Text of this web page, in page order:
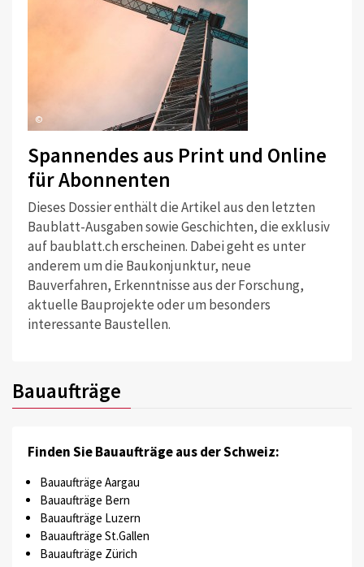
©
Spannendes aus Print und Online
für Abonnenten
Dieses Dossier enthält die Artikel aus den letzten
Baublatt-Ausgaben sowie Geschichten, die exklusiv
auf baublatt.ch erscheinen. Dabei geht es unter
anderem um die Baukonjunktur, neue
Bauverfahren, Erkenntnisse aus der Forschung,
aktuelle Bauprojekte oder um besonders
interessante Baustellen.
Bauaufträge
Finden Sie Bauaufträge aus der Schweiz:
Bauaufträge Aargau
Bauaufträge Bern
Bauaufträge Luzern
Bauaufträge St.Gallen
Bauaufträge Zürich